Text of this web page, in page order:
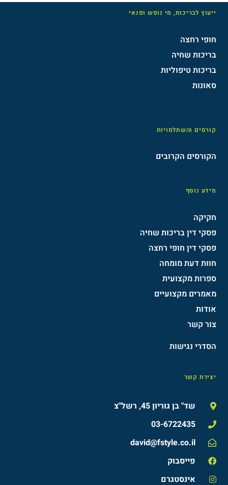
ייעוץ לבריכות, מי נופש ופנאי
חופי רחצה
בריכות שחיה
בריכות טיפוליות
סאונות
קורסים והשתלמויות
הקורסים הקרובים
מידע נוסף
חקיקה
פסקי דין בריכות שחיה
פסקי דין חופי רחצה
חוות דעת מומחה
ספרות מקצועית
מאמרים מקצועיים
אודות
צור קשר
הסדרי נגישות​
יצירת קשר
שד" בן גוריון 45, רשל"צ
03-6722435
david@fstyle.co.il
פייסבוק
אינסטגרם